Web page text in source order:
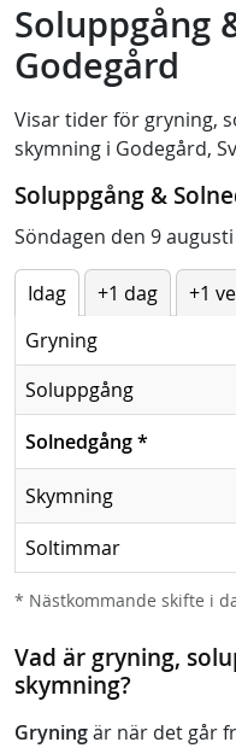
Soluppgång
Godegård
Visar tider för gryning,
skymning i Godegård,
Soluppgång &
Söndagen den 9 augusti
Idag +1 dag +1
Gryning
Soluppgång
Solnedgång*
Skymning
Soltimmar
* Nästkommande skifte i
Vad är gryning,
skymning?
Gryningär när det går